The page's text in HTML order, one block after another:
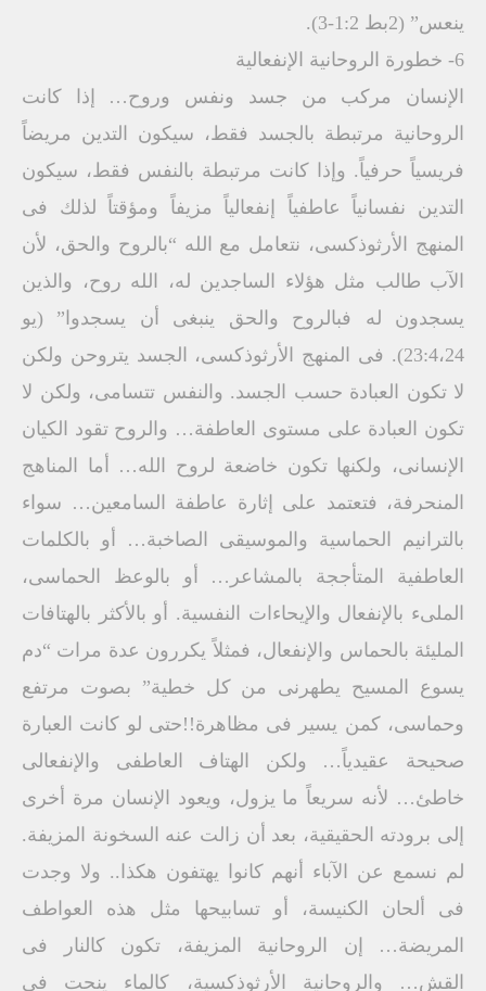
ينعس” (2بط 1:2-3).
6- خطورة الروحانية الإنفعالية
الإنسان مركب من جسد ونفس وروح… إذا كانت
الروحانية مرتبطة بالجسد فقط، سيكون التدين مريضاً
فريسياً حرفياً. وإذا كانت مرتبطة بالنفس فقط، سيكون
التدين نفسانياً عاطفياً إنفعالياً مزيفاً ومؤقتاً لذلك فى
المنهج الأرثوذكسى، نتعامل مع الله “بالروح والحق، لأن
الآب طالب مثل هؤلاء الساجدين له، الله روح، والذين
يسجدون له فبالروح والحق ينبغى أن يسجدوا” (يو
23:4،24). فى المنهج الأرثوذكسى، الجسد يتروحن ولكن
لا تكون العبادة حسب الجسد. والنفس تتسامى، ولكن لا
تكون العبادة على مستوى العاطفة… والروح تقود الكيان
الإنسانى، ولكنها تكون خاضعة لروح الله… أما المناهج
المنحرفة، فتعتمد على إثارة عاطفة السامعين… سواء
بالترانيم الحماسية والموسيقى الصاخبة… أو بالكلمات
العاطفية المتأججة بالمشاعر… أو بالوعظ الحماسى،
الملىء بالإنفعال والإيحاءات النفسية. أو بالأكثر بالهتافات
المليئة بالحماس والإنفعال، فمثلاً يكررون عدة مرات “دم
يسوع المسيح يطهرنى من كل خطية” بصوت مرتفع
وحماسى، كمن يسير فى مظاهرة!!حتى لو كانت العبارة
صحيحة عقيدياً… ولكن الهتاف العاطفى والإنفعالى
خاطئ… لأنه سريعاً ما يزول، ويعود الإنسان مرة أخرى
إلى برودته الحقيقية، بعد أن زالت عنه السخونة المزيفة.
لم نسمع عن الآباء أنهم كانوا يهتفون هكذا.. ولا وجدت
فى ألحان الكنيسة، أو تسابيحها مثل هذه العواطف
المريضة… إن الروحانية المزيفة، تكون كالنار فى
القش… والروحانية الأرثوذكسية، كالماء ينحت فى